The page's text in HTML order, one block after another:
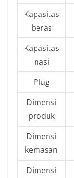
Kapasitas
beras
Kapasitas
nasi
Plug
Dimensi
produk
Dimensi
kemasan
Dimensi